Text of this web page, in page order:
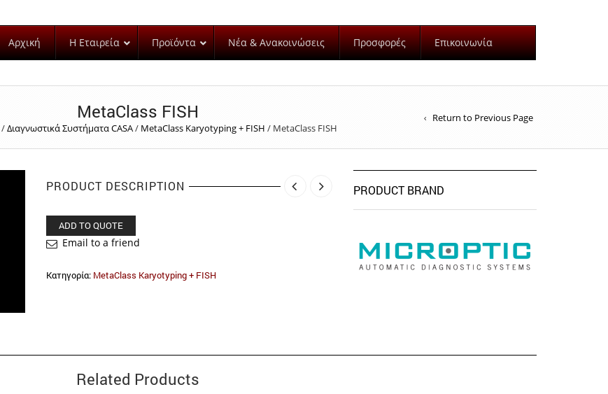
Αρχική Η Εταιρεία Προϊόντα Νέα & Ανακοινώσεις Προσφορές Επικοινωνία
MetaClass FISH
/Διαγνωστικά Συστήματα CASA/ MetaClass Karyotyping + FISH / MetaClass FISH
Return to Previous Page
PRODUCT DESCRIPTION
ADD TO QUOTE
Email to a friend
Κατηγορία: MetaClass Karyotyping + FISH
PRODUCT BRAND
Related Products